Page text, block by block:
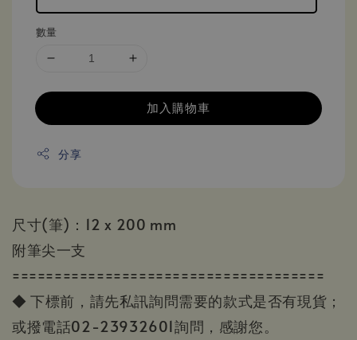
數量
加入購物車
分享
尺寸(筆)：12 x 200 mm
附筆尖一支
=====================================
◆ 下標前，請先私訊詢問需要的款式是否有現貨；
或撥電話02-23932601詢問，感謝您。